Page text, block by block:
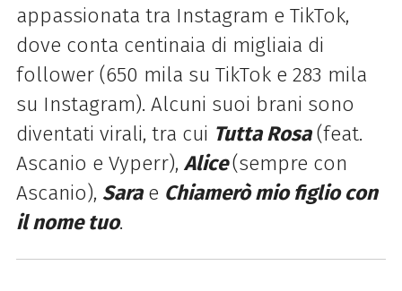
appassionata tra Instagram e TikTok,
dove conta centinaia di migliaia di
follower (650 mila su TikTok e 283 mila
su Instagram). Alcuni suoi brani sono
diventati virali, tra cui Tutta Rosa(feat.
Ascanio e Vyperr), Alice(sempre con
Ascanio), Sarae Chiamerò mio figlio con
il nome tuo.